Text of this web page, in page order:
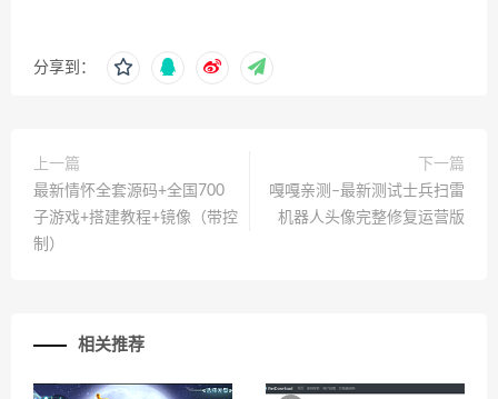
分享到：
上一篇
最新情怀全套源码+全国700
子游戏+搭建教程+镜像（带控
制）
下一篇
嘎嘎亲测–最新测试士兵扫雷
机器人头像完整修复运营版
相关推荐